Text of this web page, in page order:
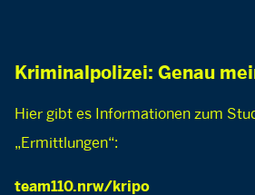
Kriminalpolizei: Genau
Hier gibt es Informationen zum
„Ermittlungen“:
team110.nrw/kripo